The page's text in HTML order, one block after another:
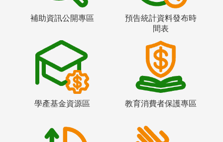
補助資訊公開專區
預告統計資料發布時
間表
學產基金資源區 教育消費者保護專區